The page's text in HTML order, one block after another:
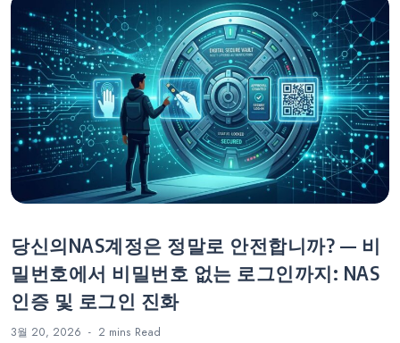
당신의NAS계정은 정말로 안전합니까? — 비
밀번호에서 비밀번호 없는 로그인까지: NAS
인증 및 로그인 진화
3월 20, 2026 2 mins Read